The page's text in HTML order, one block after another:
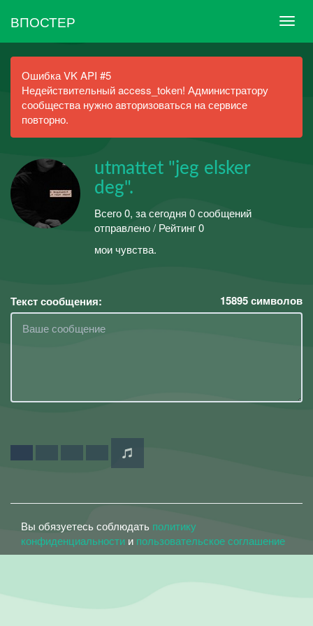
ВПОСТЕР
Ошибка VK API #5
Недействительный access_token! Администратору
сообщества нужно авторизоваться на сервисе
повторно.
utmattet "jeg elsker
deg".
Всего 0, за сегодня 0 сообщений
отправлено / Рейтинг 0
мои чувства.
Текст сообщения: 15895символов
Вы обязуетесь соблюдать политику
конфиденциальности и пользовательское соглашение